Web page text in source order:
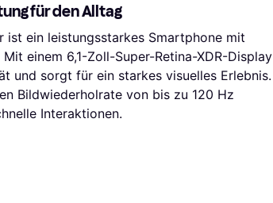
für den Alltag
ist ein leistungsstarkes Smartphone mit
einem 6,1-Zoll-Super-Retina-XDR-Display
und sorgt für ein starkes visuelles Erlebnis.
Bildwiederholrate von bis zu 120 Hz
Interaktionen.